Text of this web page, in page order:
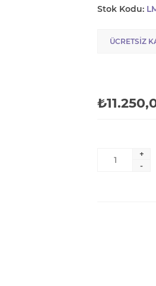
Stok Kodu:
ÜCRETSIZ
+
-